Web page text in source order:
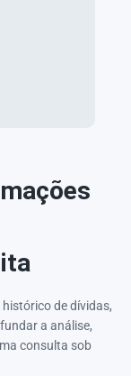
de dívidas,
a análise,
consulta sob